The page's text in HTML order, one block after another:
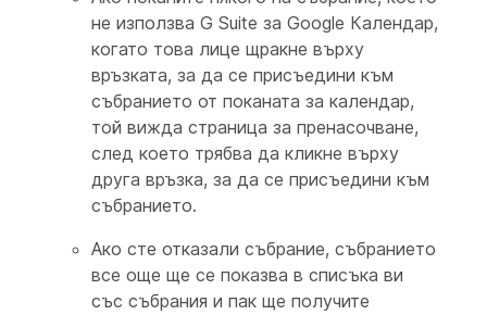
не използва G Suite за Google Календар,
когато това лице щракне върху
връзката, за да се присъедини към
събранието от поканата за календар,
той вижда страница за пренасочване,
след което трябва да кликне върху
друга връзка, за да се присъедини към
събранието.
Ако сте отказали събрание, събранието
все още ще се показва в списъка ви
със събрания и пак ще получите